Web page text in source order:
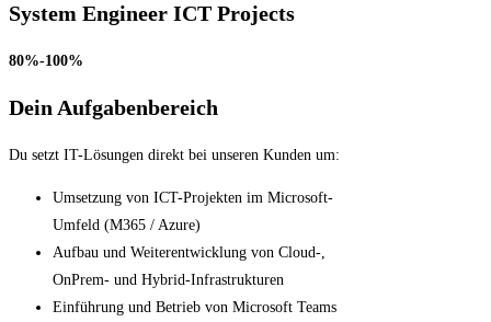
System Engineer ICT Projects
80%-100%
Dein Aufgabenbereich
Du setzt IT-Lösungen direkt bei unseren Kunden um:
Umsetzung von ICT-Projekten im Microsoft-
Umfeld (M365 / Azure)
Aufbau und Weiterentwicklung von Cloud-,
OnPrem- und Hybrid-Infrastrukturen
Einführung und Betrieb von Microsoft Teams